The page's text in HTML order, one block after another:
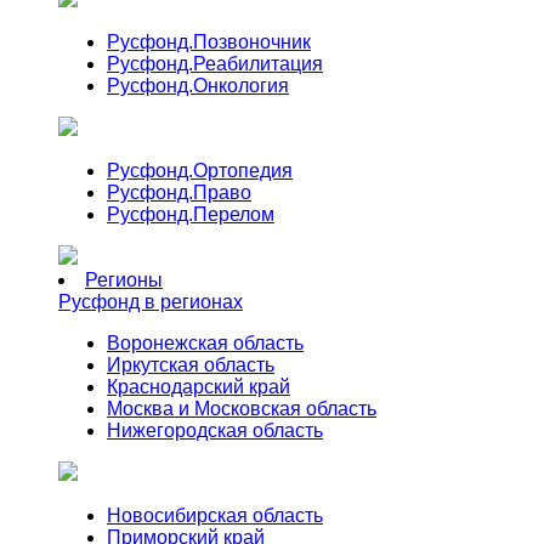
Русфонд.Позвоночник
Русфонд.Реабилитация
Русфонд.Онкология
Русфонд.Ортопедия
Русфонд.Право
Русфонд.Перелом
Регионы
Русфонд в регионах
Воронежская область
Иркутская область
Краснодарский край
Москва и Московская область
Нижегородская область
Новосибирская область
Приморский край